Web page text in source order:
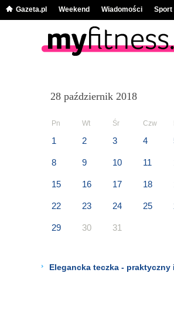
Gazeta.pl Weekend Wiadomości Sport
28 październik 2018
Pn Wt Śr Czw
1 2 3 4
8 9 10 11
15 16 17 18
22 23 24 25
29 30 31
Elegancka teczka -